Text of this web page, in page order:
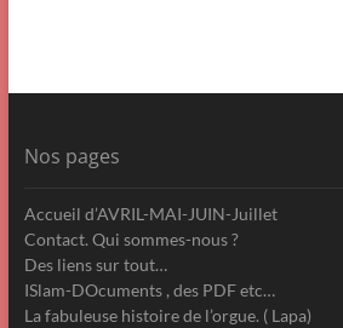
Nos pages
Accueil d’AVRIL-MAI-JUIN-Juillet
Contact. Qui sommes-nous ?
Des liens sur tout…
ISlam-DOcuments , des PDF etc…
La fabuleuse histoire de l’orgue. ( Lapa)